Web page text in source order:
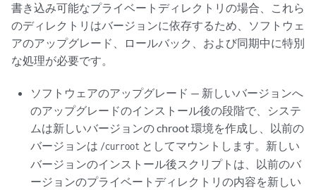
書き込み可能なプライベートディレクトリの場合、これら
のディレクトリはバージョンに依存するため、ソフトウェ
アのアップグレード、ロールバック、および同期中に特別
な処理が必要です。
ソフトウェアのアップグレード — 新しいバージョンへ
のアップグレードのインストール後の段階で、システ
ムは新しいバージョンの chroot 環境を作成し、以前の
バージョンは /curroot としてマウントします。新しい
バージョンのインストール後スクリプトは、以前のバ
ージョンのプライベートディレクトリの内容を新しい